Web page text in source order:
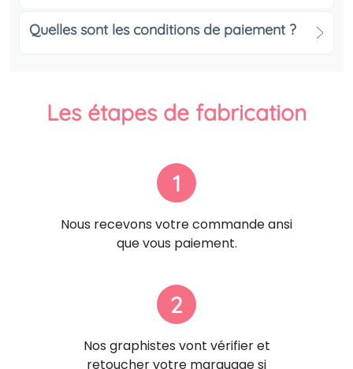
Quelles sont les conditions de paiement ?
Les étapes de fabrication
1
Nous recevons votre commande ansi
que vous paiement.
2
Nos graphistes vont vérifier et
retoucher votre marquage si